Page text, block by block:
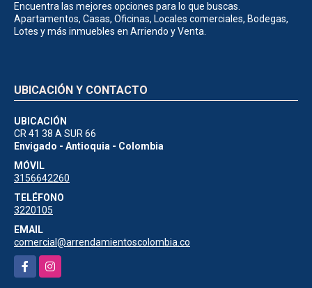
Encuentra las mejores opciones para lo que buscas.
Apartamentos, Casas, Oficinas, Locales comerciales, Bodegas,
Lotes y más inmuebles en Arriendo y Venta.
UBICACIÓN Y CONTACTO
UBICACIÓN
CR 41 38 A SUR 66
Envigado - Antioquia - Colombia
MÓVIL
3156642260
TELÉFONO
3220105
EMAIL
comercial@arrendamientoscolombia.co
FacebookInstagram